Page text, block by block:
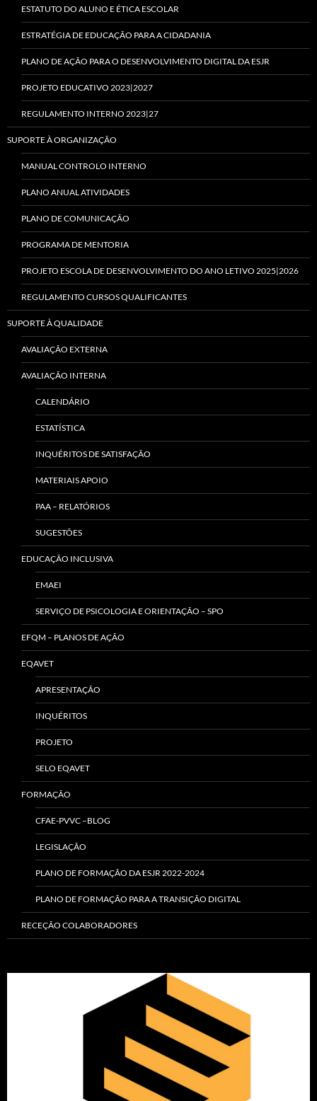
ESTATUTO DO ALUNO E ÉTICA ESCOLAR
ESTRATÉGIA DE EDUCAÇÃO PARA A CIDADANIA
PLANO DE AÇÃO PARA O DESENVOLVIMENTO DIGITAL DA ESJR
PROJETO EDUCATIVO 2023|2027
REGULAMENTO INTERNO 2023|27
SUPORTE À ORGANIZAÇÃO
MANUAL CONTROLO INTERNO
PLANO ANUAL ATIVIDADES
PLANO DE COMUNICAÇÃO
PROGRAMA DE MENTORIA
PROJETO ESCOLA DE DESENVOLVIMENTO DO ANO LETIVO 2025|2026
REGULAMENTO CURSOS QUALIFICANTES
SUPORTE À QUALIDADE
AVALIAÇÃO EXTERNA
AVALIAÇÃO INTERNA
CALENDÁRIO
ESTATÍSTICA
INQUÉRITOS DE SATISFAÇÃO
MATERIAIS APOIO
PAA – RELATÓRIOS
SUGESTÕES
EDUCAÇÃO INCLUSIVA
EMAEI
SERVIÇO DE PSICOLOGIA E ORIENTAÇÃO – SPO
EFQM – PLANOS DE AÇÃO
EQAVET
APRESENTAÇÃO
INQUÉRITOS
PROJETO
SELO EQAVET
FORMAÇÃO
CFAE-PVVC –BLOG
LEGISLAÇÃO
PLANO DE FORMAÇÃO DA ESJR 2022-2024
PLANO DE FORMAÇÃO PARA A TRANSIÇÃO DIGITAL
RECEÇÃO COLABORADORES